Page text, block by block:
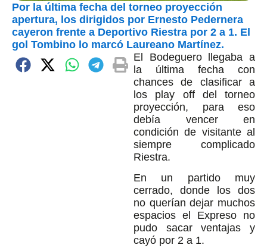
Por la última fecha del torneo proyección
apertura, los dirigidos por Ernesto Pedernera
cayeron frente a Deportivo Riestra por 2 a 1. El
gol Tombino lo marcó Laureano Martínez.
El Bodeguero llegaba a
la última fecha con
chances de clasificar a
los play off del torneo
proyección, para eso
debía vencer en
condición de visitante al
siempre complicado
Riestra.
En un partido muy
cerrado, donde los dos
no querían dejar muchos
espacios el Expreso no
pudo sacar ventajas y
cayó por 2 a 1.